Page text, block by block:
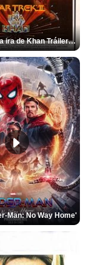
Star Trek II: la ira de Khan Tráiler VO
Man: No Way Home'